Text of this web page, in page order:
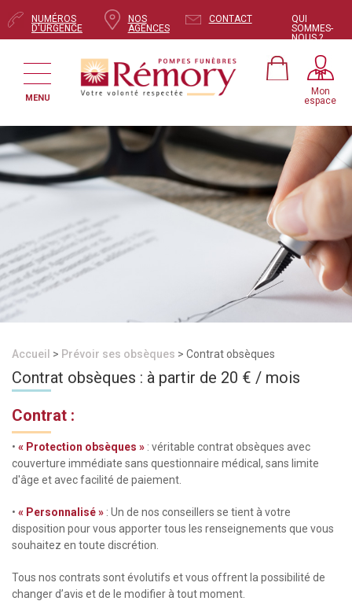
NUMÉROS
D'URGENCE
NOS
AGENCES
CONTACT
QUI
SOMMES-
NOUS ?
MENU
Mon
espace
Accueil > Prévoir ses obsèques > Contrat obsèques
Contrat obsèques : à partir de 20 € / mois
Contrat :
• « Protection obsèques » : véritable contrat obsèques avec
couverture immédiate sans questionnaire médical, sans limite
d'âge et avec facilité de paiement.
• « Personnalisé » : Un de nos conseillers se tient à votre
disposition pour vous apporter tous les renseignements que vous
souhaitez en toute discrétion.
Tous nos contrats sont évolutifs et vous offrent la possibilité de
changer d’avis et de le modifier à tout moment.